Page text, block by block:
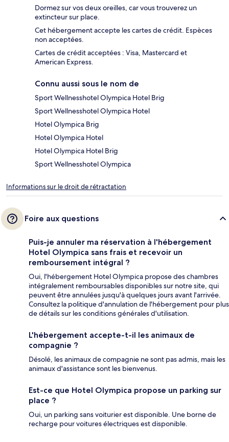
Dormez sur vos deux oreilles, car vous trouverez un
extincteur sur place.
Cet hébergement accepte les cartes de crédit. Espèces
non acceptées.
Cartes de crédit acceptées : Visa, Mastercard et
American Express.
Connu aussi sous le nom de
Sport Wellnesshotel Olympica Hotel Brig
Sport Wellnesshotel Olympica Hotel
Hotel Olympica Brig
Hotel Olympica Hotel
Hotel Olympica Hotel Brig
Sport Wellnesshotel Olympica
Informations sur le droit de rétractation
Foire aux questions
Puis-je annuler ma réservation à l'hébergement
Hotel Olympica sans frais et recevoir un
remboursement intégral ?
Oui, l'hébergement Hotel Olympica propose des chambres
intégralement remboursables disponibles sur notre site, qui
peuvent être annulées jusqu'à quelques jours avant l'arrivée.
Consultez la politique d'annulation de l'hébergement pour plus
de détails sur les conditions générales d'utilisation.
L'hébergement accepte-t-il les animaux de
compagnie ?
Désolé, les animaux de compagnie ne sont pas admis, mais les
animaux d'assistance sont les bienvenus.
Est-ce que Hotel Olympica propose un parking sur
place ?
Oui, un parking sans voiturier est disponible. Une borne de
recharge pour voitures électriques est disponible.